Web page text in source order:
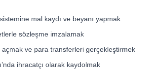
mal kaydı ve beyanı yapmak
sözleşme imzalamak
açmak ve para transferleri gerçekleştirmek
ihracatçı olarak kaydolmak